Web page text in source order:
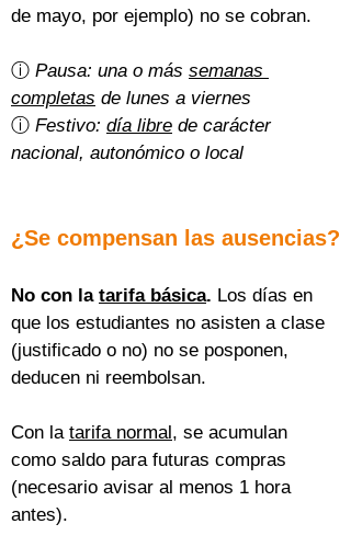
de mayo, por ejemplo) no se cobran.
ⓘ Pausa: una o más semanas
completas de lunes a viernes
ⓘ Festivo: día libre de carácter
nacional, autonómico o local
¿Se compensan las ausencias?
No con la tarifa básica. Los días en
que los estudiantes no asisten a clase
(justificado o no) no se posponen,
deducen ni reembolsan.
Con la tarifa normal, se acumulan
como saldo para futuras compras
(necesario avisar al menos 1 hora
antes).